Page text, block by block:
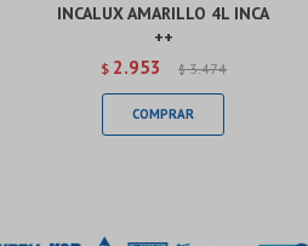
INCALUX AMARILLO 4L INCA
++
$ 2.953 $ 3.474